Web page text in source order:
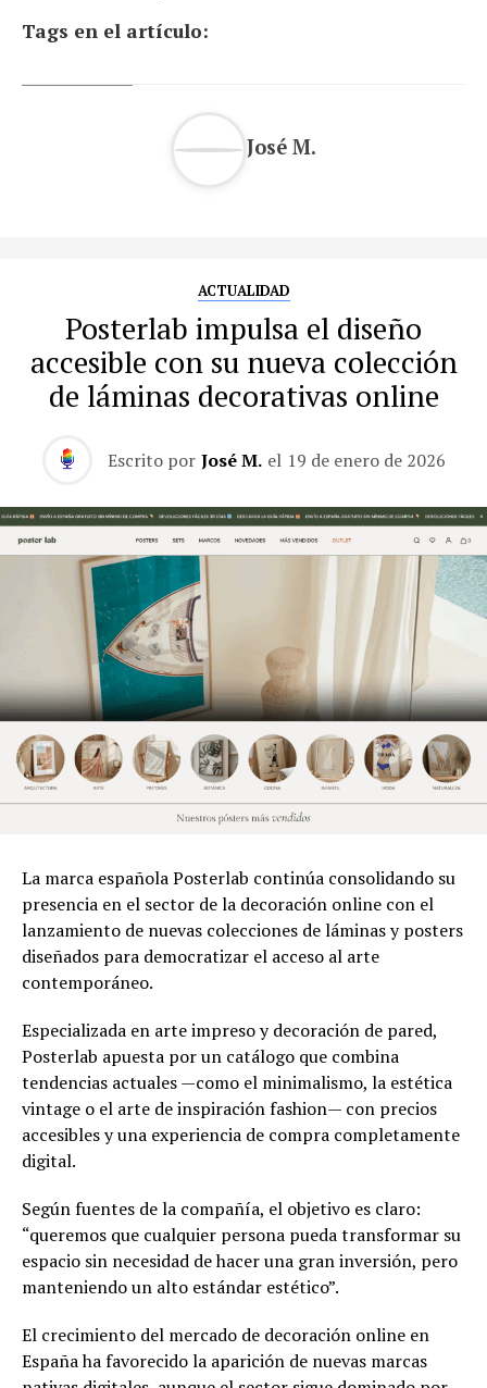
Tags en el artículo:
José M.
ACTUALIDAD
Posterlab impulsa el diseño
accesible con su nueva colección
de láminas decorativas online
Escrito por José M. el 19 de enero de 2026
La marca española Posterlab continúa consolidando su
presencia en el sector de la decoración online con el
lanzamiento de nuevas colecciones de láminas y posters
diseñados para democratizar el acceso al arte
contemporáneo.
Especializada en arte impreso y decoración de pared,
Posterlab apuesta por un catálogo que combina
tendencias actuales —como el minimalismo, la estética
vintage o el arte de inspiración fashion— con precios
accesibles y una experiencia de compra completamente
digital.
Según fuentes de la compañía, el objetivo es claro:
“queremos que cualquier persona pueda transformar su
espacio sin necesidad de hacer una gran inversión, pero
manteniendo un alto estándar estético”.
El crecimiento del mercado de decoración online en
España ha favorecido la aparición de nuevas marcas